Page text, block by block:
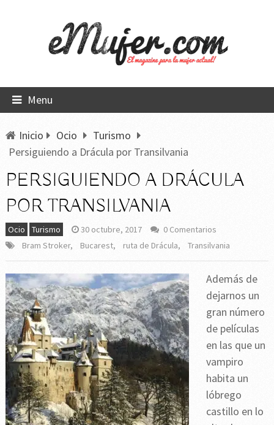
Menu
Inicio Ocio
Turismo
Persiguiendo a Drácula por Transilvania
PERSIGUIENDO A DRÁCULA
POR TRANSILVANIA
Ocio Turismo 30 octubre, 2017
0 Comentarios
Bram Stroker, Bucarest, ruta de Drácula, Transilvania
Además de
dejarnos un
gran número
de películas
en las que un
vampiro
habita un
lóbrego
castillo en lo